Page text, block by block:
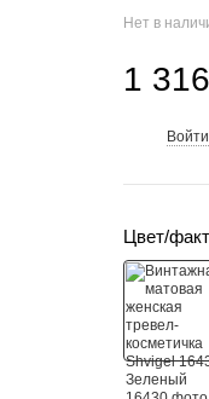
Нет в
1
Войти
Цвет/